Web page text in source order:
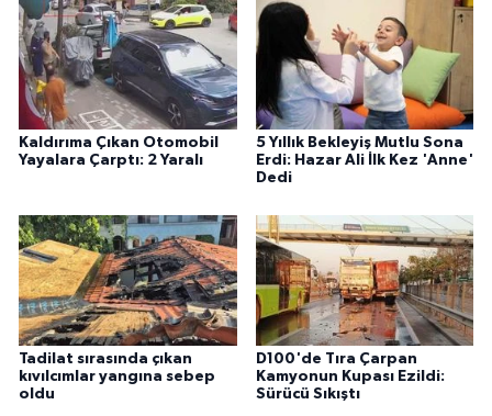
Kaldırıma Çıkan Otomobil
Yayalara Çarptı: 2 Yaralı
5 Yıllık Bekleyiş Mutlu Sona
Erdi: Hazar Ali İlk Kez 'Anne'
Dedi
Tadilat sırasında çıkan
kıvılcımlar yangına sebep
oldu
D100'de Tıra Çarpan
Kamyonun Kupası Ezildi:
Sürücü Sıkıştı